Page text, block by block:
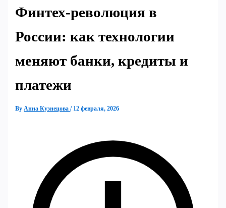
Финтех‑революция в
России: как технологии
меняют банки, кредиты и
платежи
ByАнна Кузнецова/ 12 февраля, 2026